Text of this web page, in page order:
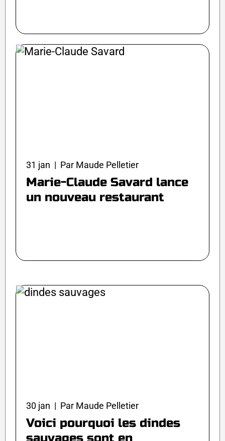
31 jan | Par Maude Pelletier
Marie-Claude Savard lance
un nouveau restaurant
30 jan | Par Maude Pelletier
Voici pourquoi les dindes